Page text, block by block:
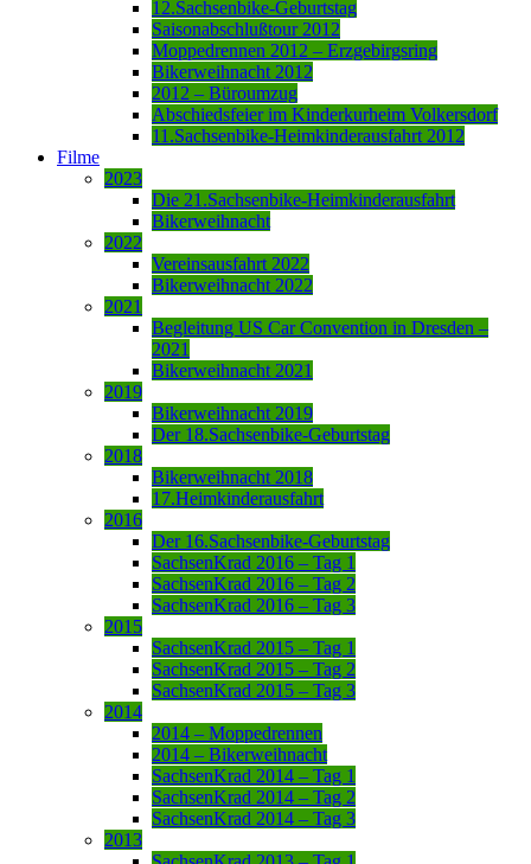
12.Sachsenbike-Geburtstag
Saisonabschlußtour 2012
Moppedrennen 2012 – Erzgebirgsring
Bikerweihnacht 2012
2012 – Büroumzug
Abschiedsfeier im Kinderkurheim Volkersdorf
11.Sachsenbike-Heimkinderausfahrt 2012
Filme
2023
Die 21.Sachsenbike-Heimkinderausfahrt
Bikerweihnacht
2022
Vereinsausfahrt 2022
Bikerweihnacht 2022
2021
Begleitung US Car Convention in Dresden –
2021
Bikerweihnacht 2021
2019
Bikerweihnacht 2019
Der 18.Sachsenbike-Geburtstag
2018
Bikerweihnacht 2018
17.Heimkinderausfahrt
2016
Der 16.Sachsenbike-Geburtstag
SachsenKrad 2016 – Tag 1
SachsenKrad 2016 – Tag 2
SachsenKrad 2016 – Tag 3
2015
SachsenKrad 2015 – Tag 1
SachsenKrad 2015 – Tag 2
SachsenKrad 2015 – Tag 3
2014
2014 – Moppedrennen
2014 – Bikerweihnacht
SachsenKrad 2014 – Tag 1
SachsenKrad 2014 – Tag 2
SachsenKrad 2014 – Tag 3
2013